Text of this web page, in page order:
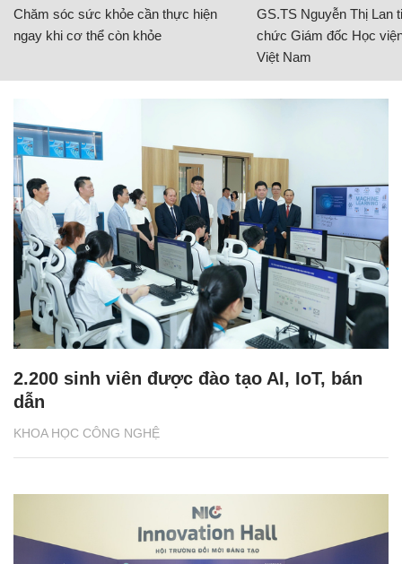
Chăm sóc sức khỏe cần thực hiện
ngay khi cơ thể còn khỏe
GS.TS Nguyễn Thị Lan
chức Giám đốc Học
Việt Nam
KHOA HỌC CÔNG NGHỆ
2.200 sinh viên được đào tạo AI, IoT, bán
dẫn